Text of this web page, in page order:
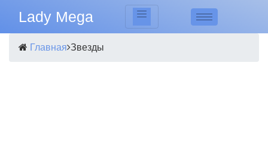
Lady Mega
Главная Звезды